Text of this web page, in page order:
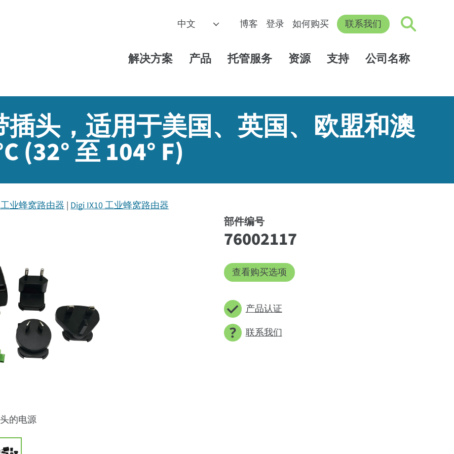
博客 登录 如何购买 联系我们
解决方案 产品 托管服务 资源 支持 公司名称
头，适用于美国、英国、欧盟和澳
(32° 至 104° F)
工业蜂窝路由器 Digi IX10 工业蜂窝路由器
的电源
部件编号
76002117
查看购买选项
产品认证
联系我们